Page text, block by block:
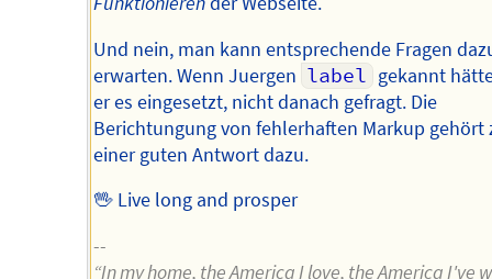
Und nein, man kann entsprechende Fragen
erwarten. Wenn Juergen label gekannt
er es eingesetzt, nicht danach gefragt. Die
Berichtungung von fehlerhaften Markup gehört
einer guten Antwort dazu.
🖖 Live long and prosper
--
“In my home, the America I love, the America I've